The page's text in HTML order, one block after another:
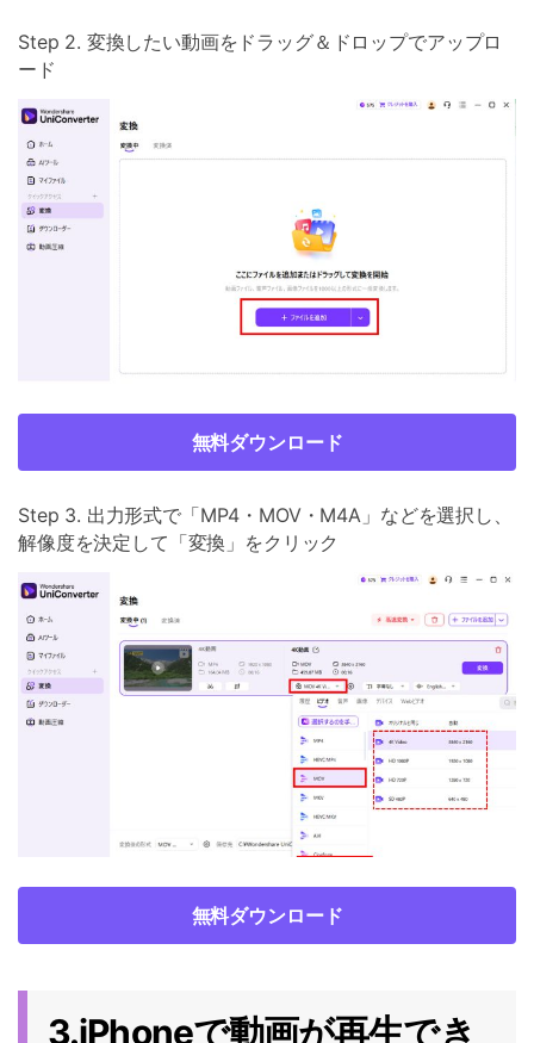
Step 2. 変換したい動画をドラッグ＆ドロップでアップロ
ード
無料ダウンロード
Step 3. 出力形式で「MP4・MOV・M4A」などを選択し、
解像度を決定して「変換」をクリック
無料ダウンロード
3.iPhoneで動画が再生でき